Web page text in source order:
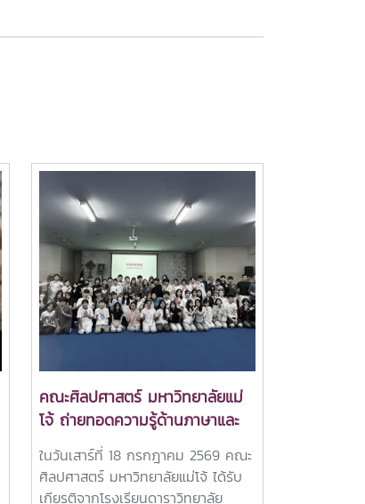
คณะศิลปศาสตร์ มหาวิทยาลัยแม่
โจ้ ถ่ายทอดความรู้ด้านภาษาและ
วัฒนธรรมจีนแก่เยาวชนโรงเรียน
ดาราวิทยาลัย
ในวันเสาร์ที่ 18 กรกฎาคม 2569 คณะ
ศิลปศาสตร์ มหาวิทยาลัยแม่โจ้ ได้รับ
เกียรติจากโรงเรียนดาราวิทยาลัย